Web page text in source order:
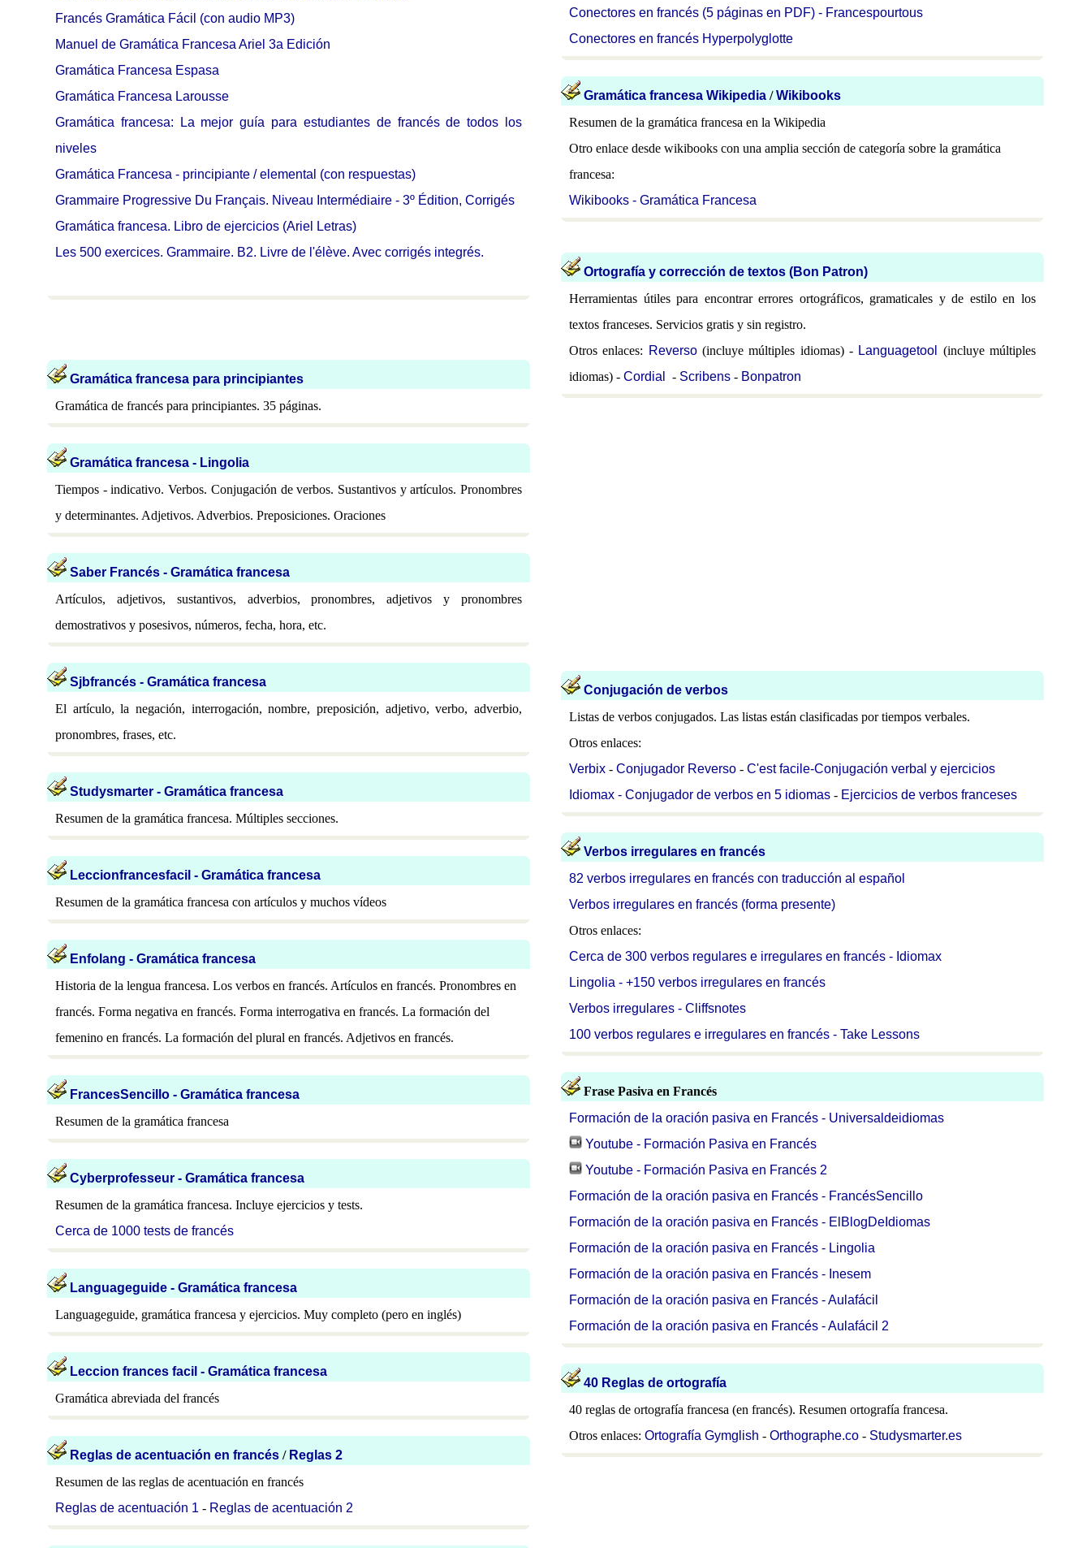
Francés Gramática Fácil (con audio MP3)
Manuel de Gramática Francesa Ariel 3a Edición
Gramática Francesa Espasa
Gramática Francesa Larousse
Gramática francesa: La mejor guía para estudiantes de francés de todos los
niveles
Gramática Francesa - principiante / elemental (con respuestas)
Grammaire Progressive Du Français. Niveau Intermédiaire - 3º Édition, Corrigés
Gramática francesa. Libro de ejercicios (Ariel Letras)
Les 500 exercices. Grammaire. B2. Livre de l'élève. Avec corrigés integrés.
Gramática francesa para principiantes
Gramática de francés para principiantes. 35 páginas.
Gramática francesa - Lingolia
Tiempos - indicativo. Verbos. Conjugación de verbos. Sustantivos y artículos. Pronombres
y determinantes. Adjetivos. Adverbios. Preposiciones. Oraciones
Saber Francés - Gramática francesa
Artículos, adjetivos, sustantivos, adverbios, pronombres, adjetivos y pronombres
demostrativos y posesivos, números, fecha, hora, etc.
Sjbfrancés - Gramática francesa
El artículo, la negación, interrogación, nombre, preposición, adjetivo, verbo, adverbio,
pronombres, frases, etc.
Studysmarter - Gramática francesa
Resumen de la gramática francesa. Múltiples secciones.
Leccionfrancesfacil - Gramática francesa
Resumen de la gramática francesa con artículos y muchos vídeos
Enfolang - Gramática francesa
Historia de la lengua francesa. Los verbos en francés. Artículos en francés. Pronombres en
francés. Forma negativa en francés. Forma interrogativa en francés. La formación del
femenino en francés. La formación del plural en francés. Adjetivos en francés.
FrancesSencillo - Gramática francesa
Resumen de la gramática francesa
Cyberprofesseur - Gramática francesa
Resumen de la gramática francesa. Incluye ejercicios y tests.
Cerca de 1000 tests de francés
Languageguide - Gramática francesa
Languageguide, gramática francesa y ejercicios. Muy completo (pero en inglés)
Leccion frances facil - Gramática francesa
Gramática abreviada del francés
Reglas de acentuación en francés / Reglas 2
Resumen de las reglas de acentuación en francés
Reglas de acentuación 1 - Reglas de acentuación 2
Conectores en francés (5 páginas en PDF) - Francespourtous
Conectores en francés Hyperpolyglotte
Gramática francesa Wikipedia /Wikibooks
Resumen de la gramática francesa en la Wikipedia
Otro enlace desde wikibooks con una amplia sección de categoría sobre la gramática
francesa:
Wikibooks - Gramática Francesa
Ortografía y corrección de textos (Bon Patron)
Herramientas útiles para encontrar errores ortográficos, gramaticales y de estilo en los
textos franceses. Servicios gratis y sin registro.
Otros enlaces: Reverso(incluye múltiples idiomas) - Languagetool
(incluye múltiples
idiomas) - Cordial - Scribens - Bonpatron
Conjugación de verbos
Listas de verbos conjugados. Las listas están clasificadas por tiempos verbales.
Otros enlaces:
Verbix - Conjugador Reverso - C'est facile-Conjugación verbal y ejercicios
Idiomax - Conjugador de verbos en 5 idiomas - Ejercicios de verbos franceses
Verbos irregulares en francés
82 verbos irregulares en francés con traducción al español
Verbos irregulares en francés (forma presente)
Otros enlaces:
Cerca de 300 verbos regulares e irregulares en francés - Idiomax
Lingolia - +150 verbos irregulares en francés
Verbos irregulares - Cliffsnotes
100 verbos regulares e irregulares en francés - Take Lessons
Frase Pasiva en Francés
Formación de la oración pasiva en Francés - Universaldeidiomas
Youtube - Formación Pasiva en Francés
Youtube - Formación Pasiva en Francés 2
Formación de la oración pasiva en Francés - FrancésSencillo
Formación de la oración pasiva en Francés - ElBlogDeIdiomas
Formación de la oración pasiva en Francés - Lingolia
Formación de la oración pasiva en Francés - Inesem
Formación de la oración pasiva en Francés - Aulafácil
Formación de la oración pasiva en Francés - Aulafácil 2
40 Reglas de ortografía
40 reglas de ortografía francesa (en francés). Resumen ortografía francesa.
Otros enlaces: Ortografía Gymglish - Orthographe.co - Studysmarter.es